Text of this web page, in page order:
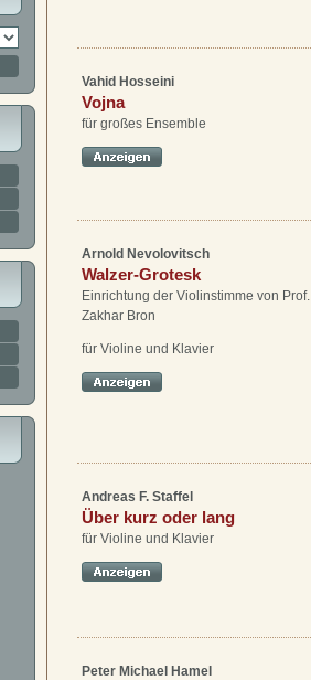
Vahid Hosseini
Vojna
für großes Ensemble
Arnold Nevolovitsch
Walzer-Grotesk
Einrichtung der Violinstimme von Prof.
Zakhar Bron
für Violine und Klavier
Andreas F. Staffel
Über kurz oder lang
für Violine und Klavier
Peter Michael Hamel